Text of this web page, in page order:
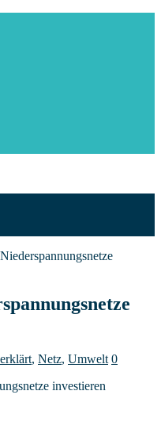
, Netz, Umwelt 0